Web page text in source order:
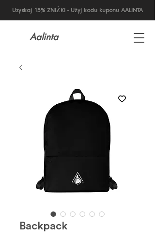
Uzyskaj 15% ZNIŻKI - Użyj kodu kuponu AALINTA
Aalinta
Backpack